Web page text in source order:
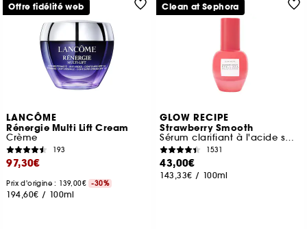
LANCÔME
Rénergie Multi Lift Cream
Crème
193
97,30€
Prix d'origine : 139,00€ -30%
194,60€ / 100ml
Offre fidélité web
GLOW RECIPE
Strawberry Smooth
Sérum clarifiant à l'acide salicylique, aux AHA et BHA
1531
43,00€
143,33€ / 100ml
Clean at Sephora